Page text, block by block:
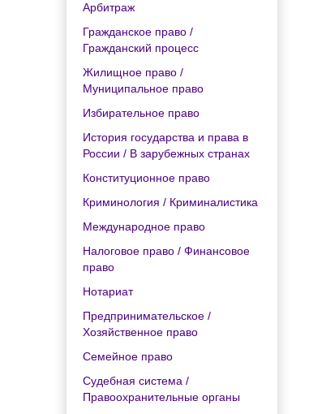
Арбитраж
Гражданское право /
Гражданский процесс
Жилищное право /
Муниципальное право
Избирательное право
История государства и права в
России / В зарубежных странах
Конституционное право
Криминология / Криминалистика
Международное право
Налоговое право / Финансовое
право
Нотариат
Предпринимательское /
Хозяйственное право
Семейное право
Судебная система /
Правоохранительные органы